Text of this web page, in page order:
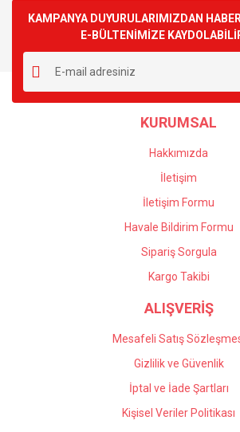
KAMPANYA DUYURULARIMIZDAN
E-BÜLTENİMİZE
KURUMSAL
Hakkımızda
İletişim
İletişim Formu
Havale Bildirim Formu
Sipariş Sorgula
Kargo Takibi
ALIŞVERİŞ
Mesafeli Satış
Gizlilik ve Güvenlik
İptal ve İade Şartları
Kişisel Veriler Politikası